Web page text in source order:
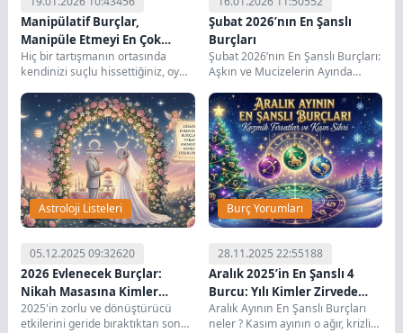
Manipülatif Burçlar,
Manipüle Etmeyi En Çok
Seven 5 Burç
Hiç bir tartışmanın ortasında
kendinizi suçlu hissettiğiniz, oysa
anlar yaşadınız mı?...
Şubat 2026’nın En Şanslı
Burçları
Şubat 2026’nın En Şanslı Burçları:
Aşkın ve Mucizelerin Ayında
ayının...
Astroloji Listeleri
05.12.2025 09:32620
2026 Evlenecek Burçlar:
Nikah Masasına Kimler
Oturuyor?
2025'in zorlu ve dönüştürücü
etkilerini geride bıraktıktan sonra,
Burç Yorumları
28.11.2025 22:55188
Aralık 2025’in En Şanslı 4
Burcu: Yılı Kimler Zirvede
Kapatıyor?
Aralık Ayının En Şanslı Burçları
neler ? Kasım ayının o ağır, krizli